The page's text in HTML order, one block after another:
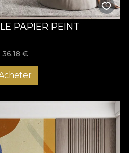
PAPIER PEINT
36,18 €